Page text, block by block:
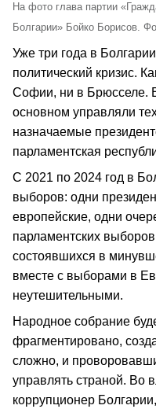
На фото глава партии
Болгарии» Бойко Борисов.
Уже три года в
политический кризис.
Софии, ни в Брюсселе.
основном управляли
назначаемые
парламентская
С 2021 по 2024 год в
выборов: одни
европейские, одни
парламентских
состоявшихся в
вместе с выборами в
неутешительными.
Народное собрание
фрагментировано,
сложно, и
управлять страной. Во
коррупционер